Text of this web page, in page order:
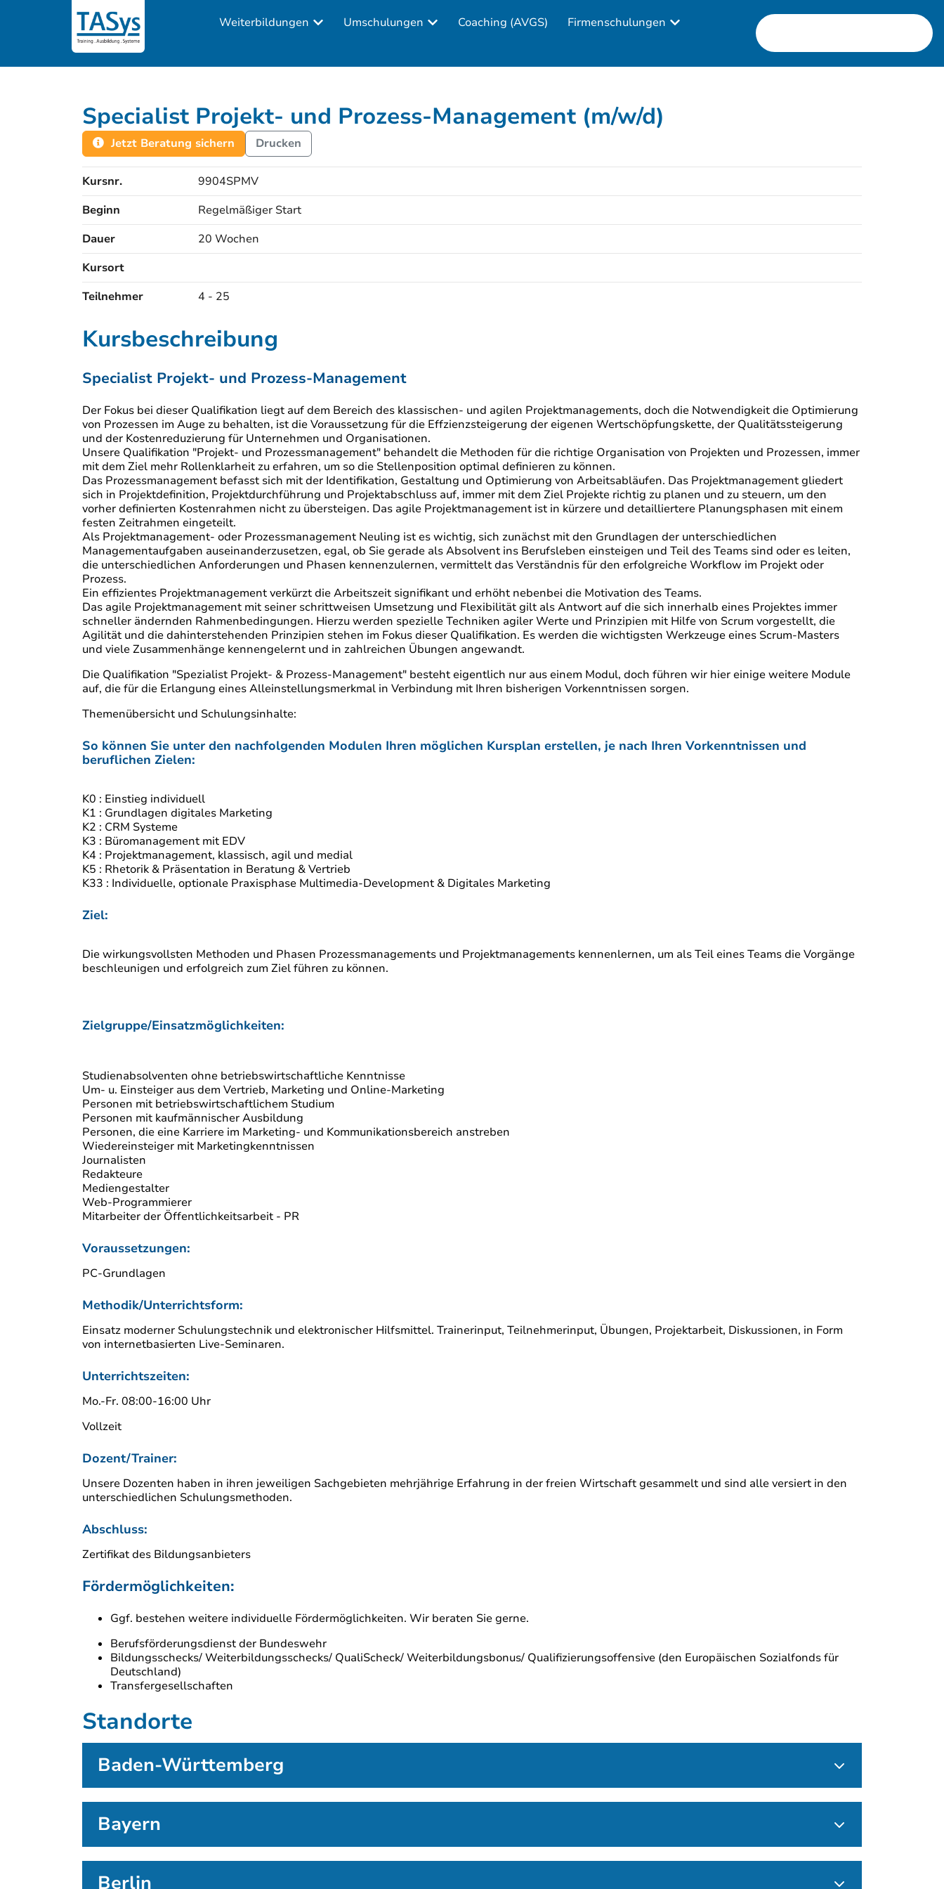
Weiterbildungen Umschulungen Coaching (AVGS) Firmenschulungen
Specialist Projekt- und Prozess-Management (m/w/d)
Jetzt Beratung sichern Drucken
Kursnr.
9904SPMV
Beginn
Regelmäßiger Start
Dauer
20 Wochen
Kursort
Teilnehmer
4 - 25
Kursbeschreibung
Specialist Projekt- und Prozess-Management
Der Fokus bei dieser Qualifikation liegt auf dem Bereich des klassischen- und agilen Projektmanagements, doch die Notwendigkeit die Optimierung
von Prozessen im Auge zu behalten, ist die Voraussetzung für die Effzienzsteigerung der eigenen Wertschöpfungskette, der Qualitätssteigerung
und der Kostenreduzierung für Unternehmen und Organisationen.
Unsere Qualifikation "Projekt- und Prozessmanagement" behandelt die Methoden für die richtige Organisation von Projekten und Prozessen, immer
mit dem Ziel mehr Rollenklarheit zu erfahren, um so die Stellenposition optimal definieren zu können.
Das Prozessmanagement befasst sich mit der Identifikation, Gestaltung und Optimierung von Arbeitsabläufen. Das Projektmanagement gliedert
sich in Projektdefinition, Projektdurchführung und Projektabschluss auf, immer mit dem Ziel Projekte richtig zu planen und zu steuern, um den
vorher definierten Kostenrahmen nicht zu übersteigen. Das agile Projektmanagement ist in kürzere und detailliertere Planungsphasen mit einem
festen Zeitrahmen eingeteilt.
Als Projektmanagement- oder Prozessmanagement Neuling ist es wichtig, sich zunächst mit den Grundlagen der unterschiedlichen
Managementaufgaben auseinanderzusetzen, egal, ob Sie gerade als Absolvent ins Berufsleben einsteigen und Teil des Teams sind oder es leiten,
die unterschiedlichen Anforderungen und Phasen kennenzulernen, vermittelt das Verständnis für den erfolgreiche Workflow im Projekt oder
Prozess.
Ein effizientes Projektmanagement verkürzt die Arbeitszeit signifikant und erhöht nebenbei die Motivation des Teams.
Das agile Projektmanagement mit seiner schrittweisen Umsetzung und Flexibilität gilt als Antwort auf die sich innerhalb eines Projektes immer
schneller ändernden Rahmenbedingungen. Hierzu werden spezielle Techniken agiler Werte und Prinzipien mit Hilfe von Scrum vorgestellt, die
Agilität und die dahinterstehenden Prinzipien stehen im Fokus dieser Qualifikation. Es werden die wichtigsten Werkzeuge eines Scrum-Masters
und viele Zusammenhänge kennengelernt und in zahlreichen Übungen angewandt.
Die Qualifikation "Spezialist Projekt- & Prozess-Management" besteht eigentlich nur aus einem Modul, doch führen wir hier einige weitere Module
auf, die für die Erlangung eines Alleinstellungsmerkmal in Verbindung mit Ihren bisherigen Vorkenntnissen sorgen.
Themenübersicht und Schulungsinhalte:
So können Sie unter den nachfolgenden Modulen Ihren möglichen Kursplan erstellen, je nach Ihren Vorkenntnissen und
beruflichen Zielen:
K0 : Einstieg individuell
K1 : Grundlagen digitales Marketing
K2 : CRM Systeme
K3 : Büromanagement mit EDV
K4 : Projektmanagement, klassisch, agil und medial
K5 : Rhetorik & Präsentation in Beratung & Vertrieb
K33 : Individuelle, optionale Praxisphase Multimedia-Development & Digitales Marketing
Ziel:
Die wirkungsvollsten Methoden und Phasen Prozessmanagements und Projektmanagements kennenlernen, um als Teil eines Teams die Vorgänge
beschleunigen und erfolgreich zum Ziel führen zu können.
Zielgruppe/Einsatzmöglichkeiten:
Studienabsolventen ohne betriebswirtschaftliche Kenntnisse
Um- u. Einsteiger aus dem Vertrieb, Marketing und Online-Marketing
Personen mit betriebswirtschaftlichem Studium
Personen mit kaufmännischer Ausbildung
Personen, die eine Karriere im Marketing- und Kommunikationsbereich anstreben
Wiedereinsteiger mit Marketingkenntnissen
Journalisten
Redakteure
Mediengestalter
Web-Programmierer
Mitarbeiter der Öffentlichkeitsarbeit - PR
Voraussetzungen:
PC-Grundlagen
Methodik/Unterrichtsform:
Einsatz moderner Schulungstechnik und elektronischer Hilfsmittel. Trainerinput, Teilnehmerinput, Übungen, Projektarbeit, Diskussionen, in Form
von internetbasierten Live-Seminaren.
Unterrichtszeiten:
Mo.-Fr. 08:00-16:00 Uhr
Vollzeit
Dozent/Trainer:
Unsere Dozenten haben in ihren jeweiligen Sachgebieten mehrjährige Erfahrung in der freien Wirtschaft gesammelt und sind alle versiert in den
unterschiedlichen Schulungsmethoden.
Abschluss:
Zertifikat des Bildungsanbieters
Fördermöglichkeiten:
Ggf. bestehen weitere individuelle Fördermöglichkeiten. Wir beraten Sie gerne.
Berufsförderungsdienst der Bundeswehr
Bildungsschecks/ Weiterbildungsschecks/ QualiScheck/ Weiterbildungsbonus/ Qualifizierungsoffensive (den Europäischen Sozialfonds für
Deutschland)
Transfergesellschaften
Standorte
Baden-Württemberg
Bayern
Berlin